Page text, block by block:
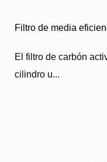
Filtro de media
El filtro de carbón
cilindro u...